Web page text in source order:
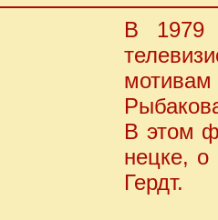
В 1979
В этом
нецке, о
Гердт.